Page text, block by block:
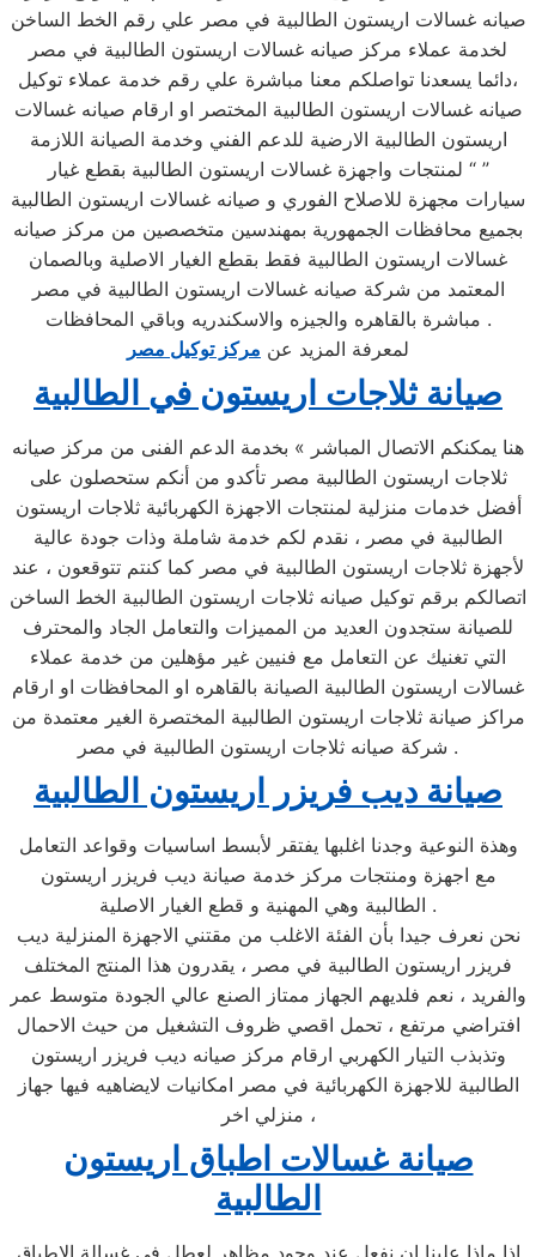
صيانه غسالات اريستون الطالبية في مصر علي رقم الخط الساخن
لخدمة عملاء مركز صيانه غسالات اريستون الطالبية في مصر
،دائما يسعدنا تواصلكم معنا مباشرة علي رقم خدمة عملاء توكيل
صيانه غسالات اريستون الطالبية المختصر او ارقام صيانه غسالات
اريستون الطالبية الارضية للدعم الفني وخدمة الصيانة اللازمة
لمنتجات واجهزة غسالات اريستون الطالبية بقطع غيار “ ”
سيارات مجهزة للاصلاح الفوري و صيانه غسالات اريستون الطالبية
بجميع محافظات الجمهورية بمهندسين متخصصين من مركز صيانه
غسالات اريستون الطالبية فقط بقطع الغيار الاصلية وبالصمان
المعتمد من شركة صيانه غسالات اريستون الطالبية في مصر
مباشرة بالقاهره والجيزه والاسكندريه وباقي المحافظات .
لمعرفة المزيد عن مركز توكيل مصر
صيانة ثلاجات اريستون في الطالبية
هنا يمكنكم الاتصال المباشر » بخدمة الدعم الفنى من مركز صيانه
ثلاجات اريستون الطالبية مصر تأكدو من أنكم ستحصلون على
أفضل خدمات منزلية لمنتجات الاجهزة الكهربائية ثلاجات اريستون
الطالبية في مصر ، نقدم لكم خدمة شاملة وذات جودة عالية
لأجهزة ثلاجات اريستون الطالبية في مصر كما كنتم تتوقعون ، عند
اتصالكم برقم توكيل صيانه ثلاجات اريستون الطالبية الخط الساخن
للصيانة ستجدون العديد من المميزات والتعامل الجاد والمحترف
التي تغنيك عن التعامل مع فنيين غير مؤهلين من خدمة عملاء
غسالات اريستون الطالبية الصيانة بالقاهره او المحافظات او ارقام
مراكز صيانة ثلاجات اريستون الطالبية المختصرة الغير معتمدة من
شركة صيانه ثلاجات اريستون الطالبية في مصر .
صيانة ديب فريزر اريستون الطالبية
وهذة النوعية وجدنا اغلبها يفتقر لأبسط اساسيات وقواعد التعامل
مع اجهزة ومنتجات مركز خدمة صيانة ديب فريزر اريستون
الطالبية وهي المهنية و قطع الغيار الاصلية .
نحن نعرف جيدا بأن الفئة الاغلب من مقتني الاجهزة المنزلية ديب
فريزر اريستون الطالبية في مصر ، يقدرون هذا المنتج المختلف
والفريد ، نعم فلديهم الجهاز ممتاز الصنع عالي الجودة متوسط عمر
افتراضي مرتفع ، تحمل اقصي ظروف التشغيل من حيث الاحمال
وتذبذب التيار الكهربي ارقام مركز صيانه ديب فريزر اريستون
الطالبية للاجهزة الكهربائية في مصر امكانيات لايضاهيه فيها جهاز
منزلي اخر ،
صيانة غسالات اطباق اريستون
الطالبية
اذا ماذا علينا ان نفعل عند وجود مظاهر لعطل في غسالة الاطباق